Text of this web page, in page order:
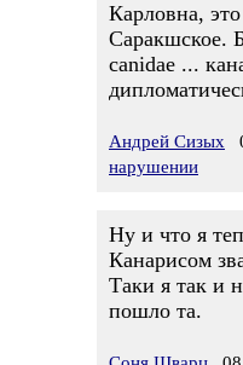
Карловна,
Саракшское.
сanidae ...
Андрей Сизых
нарушении
Ну и что я
Канарисом
Таки я так и
пошло та.